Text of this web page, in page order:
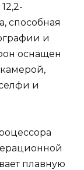
способная
и
оснащен
и
плавную